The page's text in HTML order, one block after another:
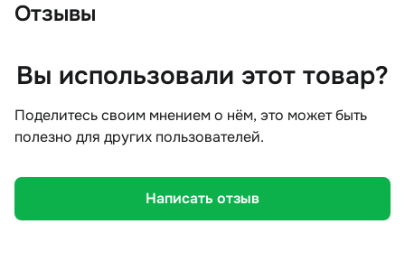
Отзывы
Вы использовали этот товар?
Поделитесь своим мнением о нём, это может быть
полезно для других пользователей.
Написать отзыв